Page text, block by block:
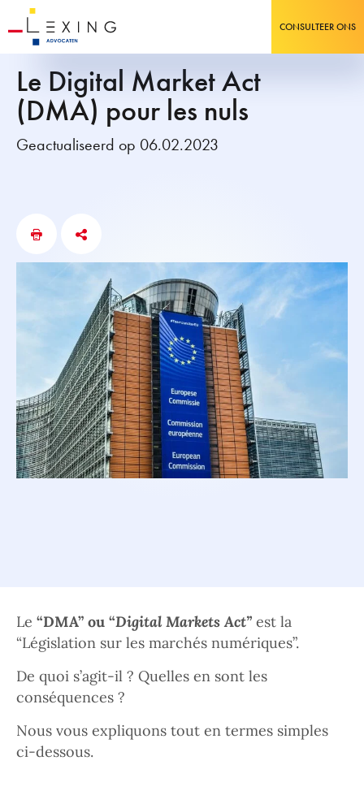
CONSULTEER ONS
Le Digital Market Act
(DMA) pour les nuls
Geactualiseerd op 06.02.2023
Le “DMA” ou “Digital Markets Act” est la
“Législation sur les marchés numériques”.
De quoi s’agit-il ? Quelles en sont les
conséquences ?
Nous vous expliquons tout en termes simples
ci-dessous.